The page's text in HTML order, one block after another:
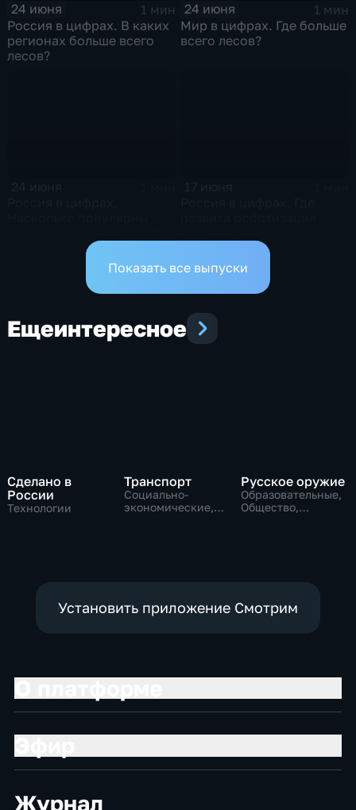
24 июня
1 мин
Россия в цифрах. В каких
регионах больше всего
лесов?
24 июня
1 мин
Мир в цифрах. Где больше
всего лесов?
Показать все выпуски
Ещеинтересное
Сделано в
России
Технологии
Транспорт
Социально-
экономические,
Русское оружие
Образовательные,
Общество,
Установить приложение Смотрим
Журнал